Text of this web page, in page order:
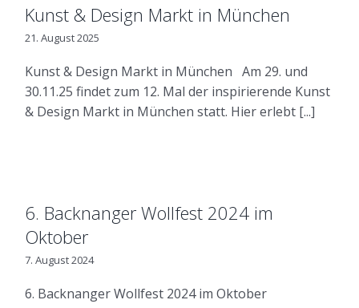
Kunst & Design Markt in München
21. August 2025
Kunst & Design Markt in München Am 29. und
30.11.25 findet zum 12. Mal der inspirierende Kunst
& Design Markt in München statt. Hier erlebt [...]
6. Backnanger Wollfest 2024 im
Oktober
7. August 2024
6. Backnanger Wollfest 2024 im Oktober